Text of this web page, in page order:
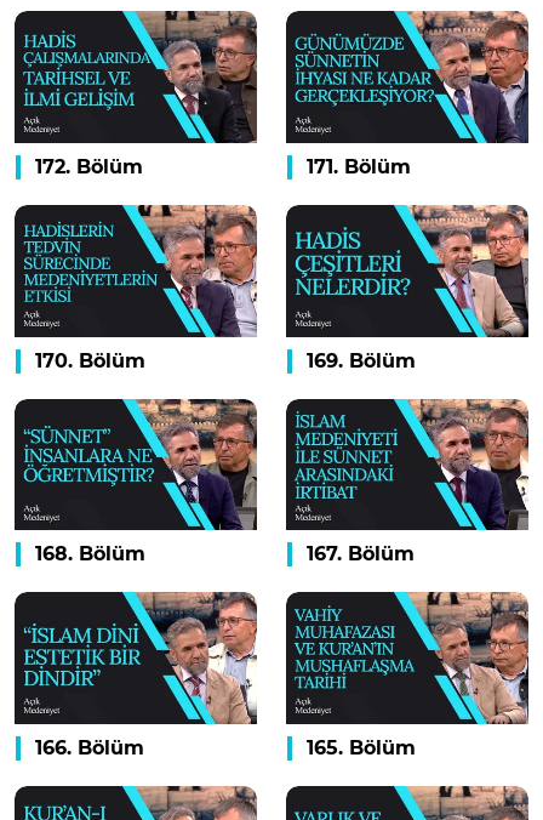
172. Bölüm 171. Bölüm
170. Bölüm 169. Bölüm
168. Bölüm 167. Bölüm
166. Bölüm 165. Bölüm